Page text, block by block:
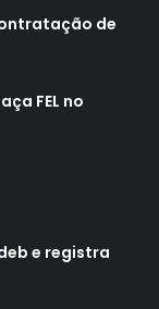
Maia,
de
FEL no
e registra